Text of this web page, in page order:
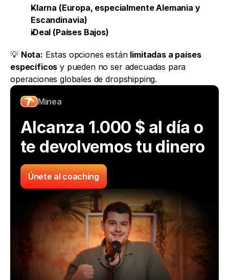
Klarna (Europa, especialmente Alemania y
Escandinavia)
iDeal (Países Bajos)
💡 Nota: Estas opciones están limitadas a países
específicos y pueden no ser adecuadas para
operaciones globales de dropshipping.
Minea
Alcanza 1.000 $ al día o
te devolvemos tu dinero
Únete al coaching